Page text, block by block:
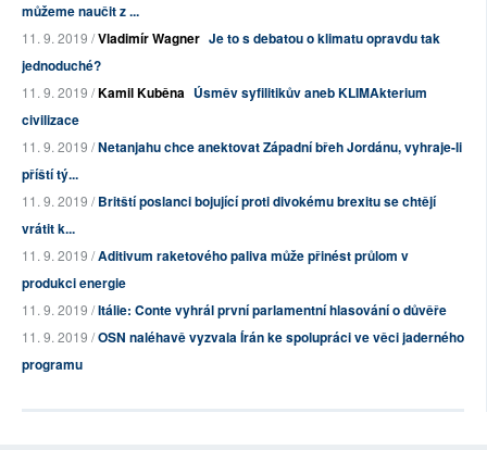
můžeme naučit z ...
11. 9. 2019 /Vladimír Wagner Je to s debatou o klimatu opravdu tak
jednoduché?
11. 9. 2019 /Kamil Kuběna Úsměv syfilitikův aneb KLIMAkterium
civilizace
11. 9. 2019 /Netanjahu chce anektovat Západní břeh Jordánu, vyhraje-li
příští tý...
11. 9. 2019 /Britští poslanci bojující proti divokému brexitu se chtějí
vrátit k...
11. 9. 2019 /Aditivum raketového paliva může přinést průlom v
produkci energie
11. 9. 2019 /Itálie: Conte vyhrál první parlamentní hlasování o důvěře
11. 9. 2019 /OSN naléhavě vyzvala Írán ke spolupráci ve věci jaderného
programu